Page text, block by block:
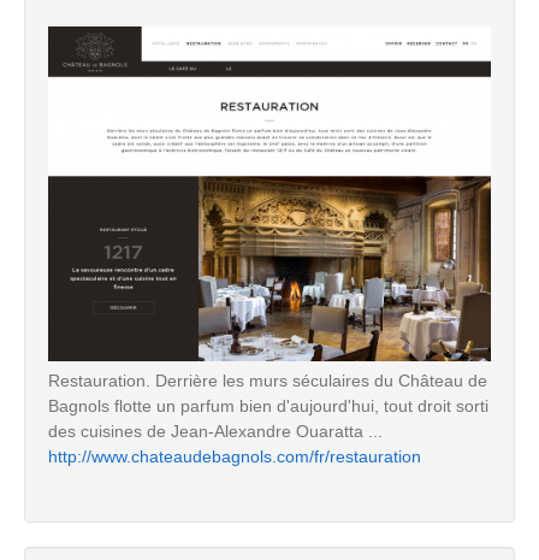
Restauration. Derrière les murs séculaires du Château de
Bagnols flotte un parfum bien d'aujourd'hui, tout droit sorti
des cuisines de Jean-Alexandre Ouaratta ...
http://www.chateaudebagnols.com/fr/restauration